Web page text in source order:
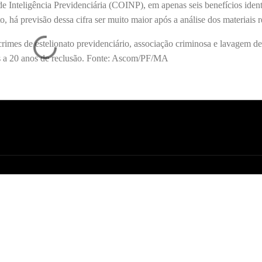
Inteligência Previdenciária (COINP), em apenas seis benefícios
previsão dessa cifra ser muito maior após a análise dos materiais
de estelionato previdenciário, associação criminosa e lavagem
20 anos de reclusão. Fonte: Ascom/PF/MA